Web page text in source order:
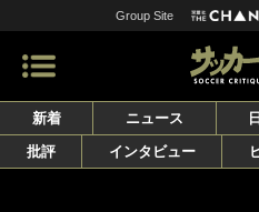
Group Site
新着 ニュース
批評
インタビュー